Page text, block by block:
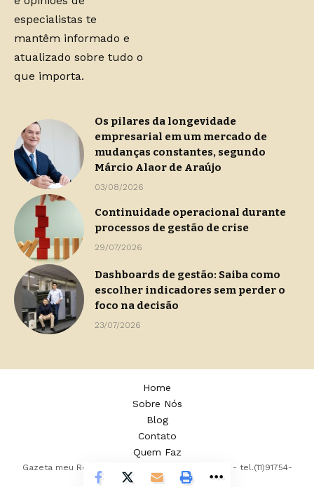
especialistas te
mantêm informado e
atualizado sobre tudo o
que importa.
Os pilares da longevidade
empresarial em um mercado de
mudanças constantes, segundo
Márcio Alaor de Araújo
03/08/2026
Continuidade operacional durante
processos de gestão de crise
29/07/2026
Dashboards de gestão: Saiba como
escolher indicadores sem perder o
foco na decisão
23/07/2026
Gazeta meu Rei -
- tel.(11)91754-
6532
Home
Sobre Nós
Blog
Contato
Quem Faz